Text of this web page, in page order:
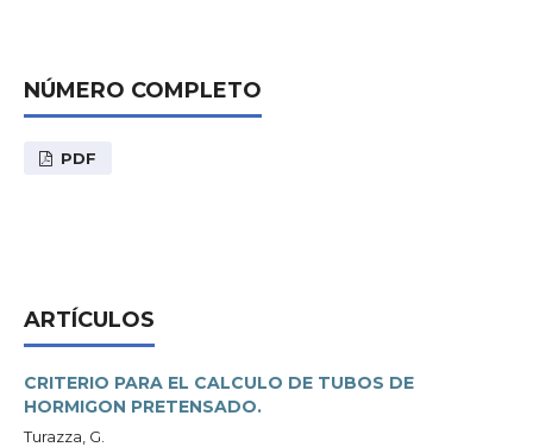
NÚMERO COMPLETO
PDF
ARTÍCULOS
CRITERIO PARA EL CALCULO DE TUBOS DE
HORMIGON PRETENSADO.
Turazza, G.